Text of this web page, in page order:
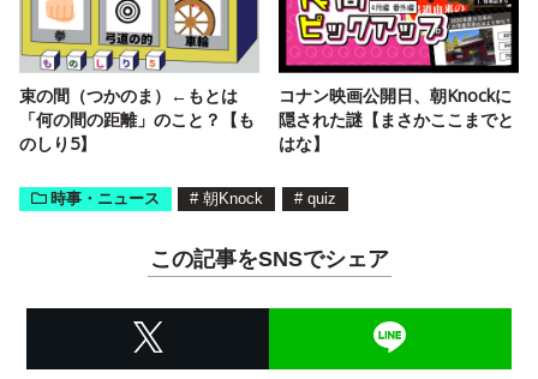
束の間（つかのま）←もとは
「何の間の距離」のこと？【も
のしり5】
コナン映画公開日、朝Knockに
隠された謎【まさかここまでと
はな】
時事・ニュース # 朝Knock # quiz
この記事をSNSでシェア